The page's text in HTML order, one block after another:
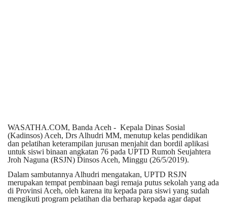
WASATHA.COM, Banda Aceh - Kepala Dinas Sosial
(Kadinsos) Aceh, Drs Alhudri MM, menutup kelas pendidikan
dan pelatihan keterampilan jurusan menjahit dan bordil aplikasi
untuk siswi binaan angkatan 76 pada UPTD Rumoh Seujahtera
Jroh Naguna (RSJN) Dinsos Aceh, Minggu (26/5/2019).
Dalam sambutannya Alhudri mengatakan, UPTD RSJN
merupakan tempat pembinaan bagi remaja putus sekolah yang ada
di Provinsi Aceh, oleh karena itu kepada para siswi yang sudah
mengikuti program pelatihan dia berharap kepada agar dapat